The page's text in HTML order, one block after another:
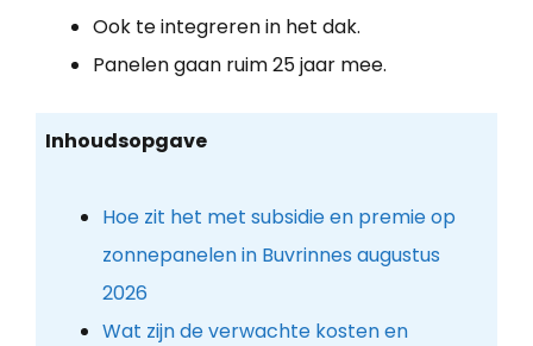
Ook te integreren in het dak.
Panelen gaan ruim 25 jaar mee.
Inhoudsopgave
Hoe zit het met subsidie en premie op
zonnepanelen in Buvrinnes augustus
2026
Wat zijn de verwachte kosten en